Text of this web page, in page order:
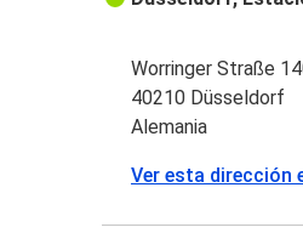
Worringer Straße
40210 Düsseldorf
Alemania
Ver esta dirección